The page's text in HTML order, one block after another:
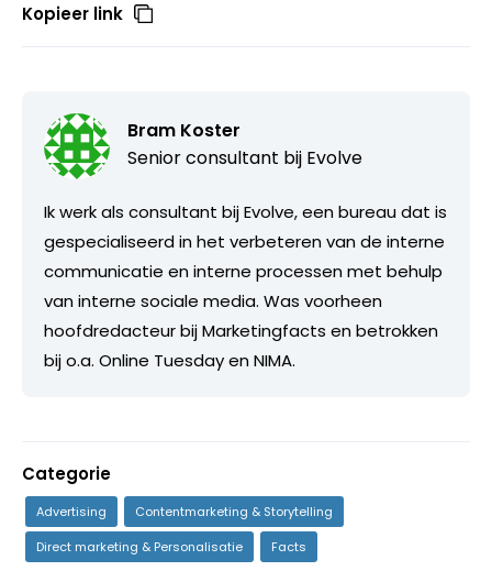
Kopieer link
Bram Koster
Senior consultant bij Evolve
Ik werk als consultant bij Evolve, een bureau dat is
gespecialiseerd in het verbeteren van de interne
communicatie en interne processen met behulp
van interne sociale media. Was voorheen
hoofdredacteur bij Marketingfacts en betrokken
bij o.a. Online Tuesday en NIMA.
Categorie
Advertising
Contentmarketing & Storytelling
Direct marketing & Personalisatie
Facts